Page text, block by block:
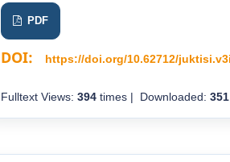
PDF
DOI: https://doi.org/10.62712/
Fulltext Views: 394times | Downloaded: 351